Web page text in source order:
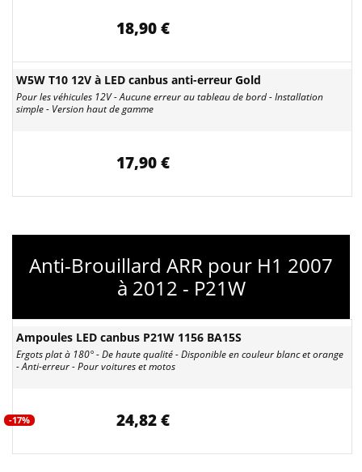
18,90 €
W5W T10 12V à LED canbus anti-erreur Gold
Pour les véhicules 12V - Aucune erreur au tableau de bord - Installation
simple - Version haut de gamme
17,90 €
Anti-Brouillard ARR pour H1 2007
à 2012 - P21W
Ampoules LED canbus P21W 1156 BA15S
Ergots plat à 180° - De haute qualité - Disponible en couleur blanc et orange
- Anti-erreur - Pour voitures et motos
-17% 24,82 €